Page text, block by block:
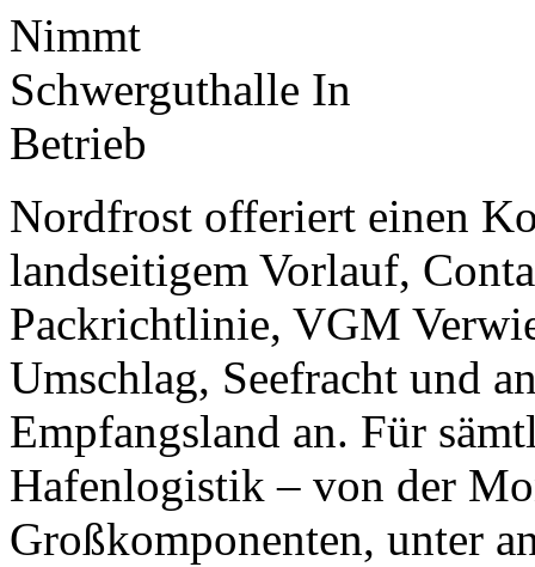
Nordfrost offeriert einen
landseitigem Vorlauf,
Packrichtlinie, VGM
Umschlag, Seefracht und
Empfangsland an. Für
Hafenlogistik – von der
Großkomponenten, unter